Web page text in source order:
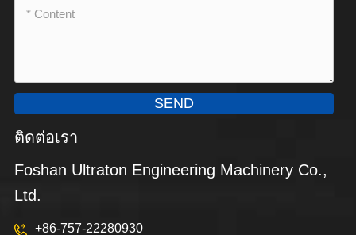
SEND
ติดต่อเรา
Foshan Ultraton Engineering Machinery Co.,
Ltd.
+86-757-22280930